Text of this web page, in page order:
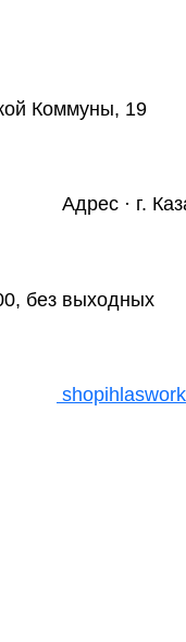
Коммуны, 19
Адрес · г.
без выходных